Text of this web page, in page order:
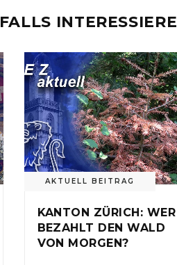
AKTUELL BEITRAG
KANTON ZÜRICH: WER
BEZAHLT DEN WALD
VON MORGEN?